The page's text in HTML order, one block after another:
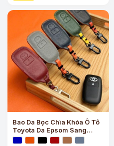
Bao Da Bọc Chìa Khóa Ô Tô
Toyota Da Epsom Sang
Trọng